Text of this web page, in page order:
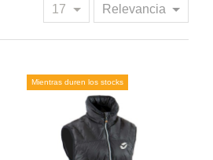
17 Relevancia
Mientras duren los stocks